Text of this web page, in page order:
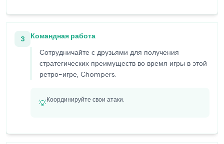
3
Командная работа
Сотрудничайте с друзьями для получения
стратегических преимуществ во время игры в этой
ретро-игре, Chompers.
💡Координируйте свои атаки.